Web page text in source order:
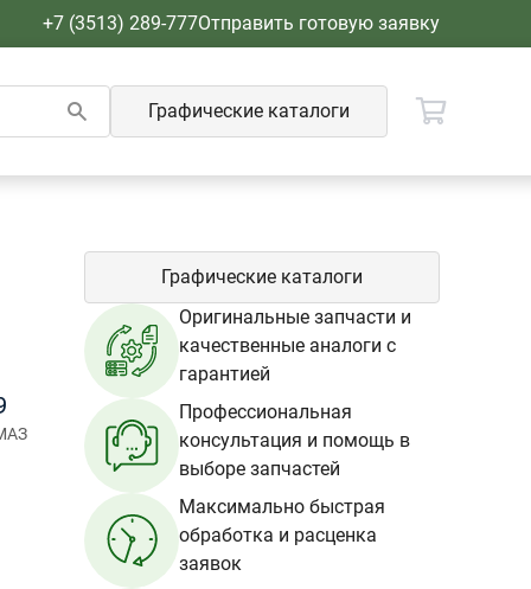
+7 (3513) 289-777Отправить готовую заявку
Графические каталоги
Графические каталоги
Оригинальные запчасти и
качественные аналоги с
гарантией
Профессиональная
консультация и помощь в
выборе запчастей
Максимально быстрая
обработка и расценка
заявок